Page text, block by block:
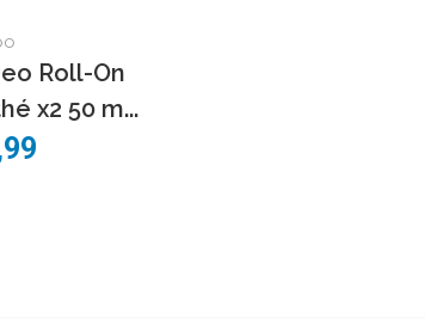
Roll-On
x2 50 m...